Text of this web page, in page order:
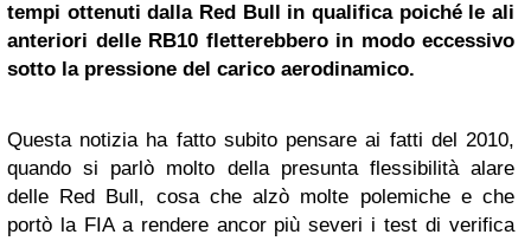
tempi ottenuti dalla Red Bull in qualifica poiché le ali
anteriori delle RB10 fletterebbero in modo eccessivo
sotto la pressione del carico aerodinamico.
Questa notizia ha fatto subito pensare ai fatti del 2010,
quando si parlò molto della presunta flessibilità alare
delle Red Bull, cosa che alzò molte polemiche e che
portò la FIA a rendere ancor più severi i test di verifica